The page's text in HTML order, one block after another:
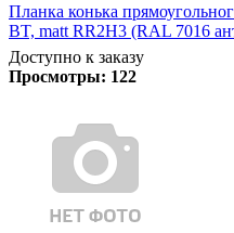
Планка конька
BT, matt RR2Н3 (RAL 7016
Доступно к заказу
Просмотры: 122